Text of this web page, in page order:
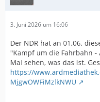
3. Juni 2026 um 16:06
Der NDR hat an 01.06.
"Kampf um die Fahrbahn
Mal sehen, was das ist.
https://
MjgwOWFiMzlkNWU